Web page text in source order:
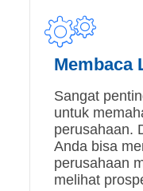
Membaca
Sangat
untuk
perusahaan.
Anda bisa
perusahaan
melihat